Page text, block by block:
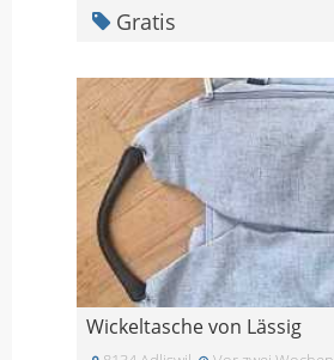
Gratis
Wickeltasche von Lässig